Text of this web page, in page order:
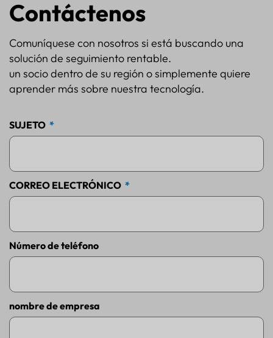
Contáctenos
Comuníquese con nosotros si está buscando una
solución de seguimiento rentable.
un socio dentro de su región o simplemente quiere
aprender más sobre nuestra tecnología.
SUJETO
CORREO ELECTRÓNICO
Número de teléfono
nombre de empresa